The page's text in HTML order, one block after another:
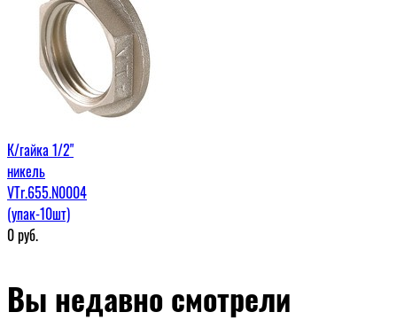
К/гайка 1/2"
никель
VTr.655.N0004
(упак-10шт)
0руб.
Вы недавно смотрели